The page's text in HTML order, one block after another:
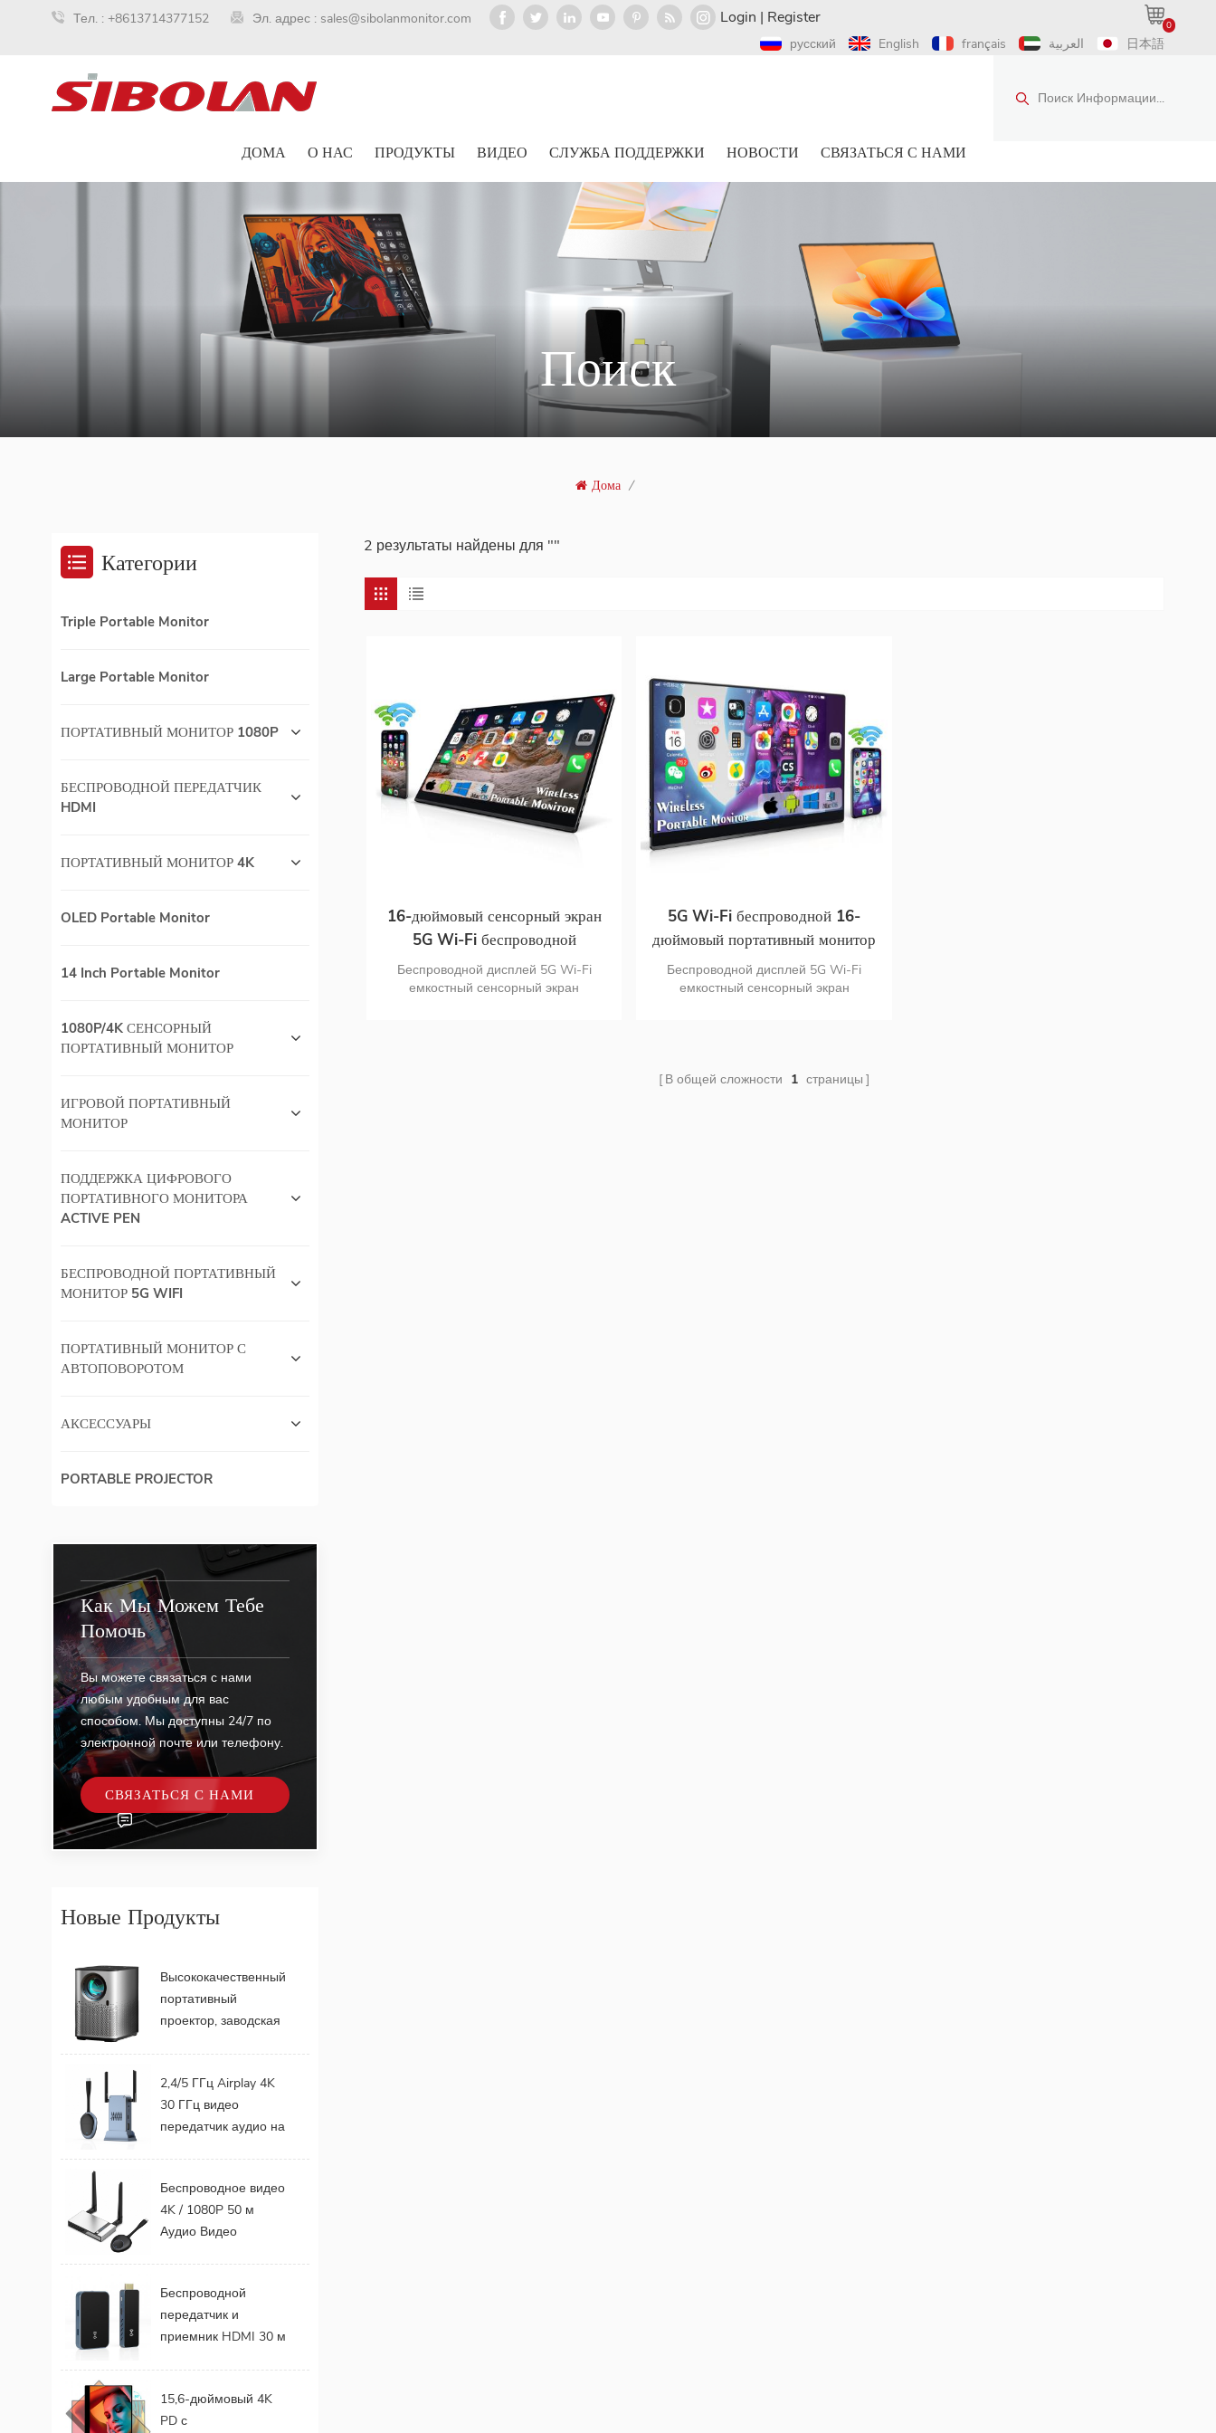
Тел. : +8613714377152 Эл. адрес : sales@sibolanmonitor.com 0
Login | Register
русский English français العربية 日本語
Поиск Информации...
ДОМА О НАС ПРОДУКТЫ ВИДЕО СЛУЖБА ПОДДЕРЖКИ НОВОСТИ СВЯЗАТЬСЯ С НАМИ
Поиск
Дома /
2 результаты найдены для ""
16-дюймовый сенсорный экран
5G Wi-Fi беспроводной
портативный монитор HDMI
Беспроводной дисплей 5G Wi-Fi
емкостный сенсорный экран
5G Wi-Fi беспроводной 16-
дюймовый портативный монитор
с сенсорным экраном со
встроенным аккумулятором
Беспроводной дисплей 5G Wi-Fi
емкостный сенсорный экран
так и беспроводное соединение для
В общей сложности 1 страницы
Категории
Triple Portable Monitor
Large Portable Monitor
ПОРТАТИВНЫЙ МОНИТОР 1080P
БЕСПРОВОДНОЙ ПЕРЕДАТЧИК
HDMI
ПОРТАТИВНЫЙ МОНИТОР 4K
OLED Portable Monitor
14 Inch Portable Monitor
1080P/4K СЕНСОРНЫЙ
ПОРТАТИВНЫЙ МОНИТОР
ИГРОВОЙ ПОРТАТИВНЫЙ
МОНИТОР
ПОДДЕРЖКА ЦИФРОВОГО
ПОРТАТИВНОГО МОНИТОРА
ACTIVE PEN
БЕСПРОВОДНОЙ ПОРТАТИВНЫЙ
МОНИТОР 5G WIFI
ПОРТАТИВНЫЙ МОНИТОР С
АВТОПОВОРОТОМ
АКСЕССУАРЫ
PORTABLE PROJECTOR
Как Мы Можем Тебе
Помочь
Вы можете связаться с нами
любым удобным для вас
способом. Мы доступны 24/7 по
электронной почте или телефону.
СВЯЗАТЬСЯ С НАМИ
Новые Продукты
Высококачественный
портативный
проектор, заводская
телефона,
телевизор,
поддержка 1080P,
домашний кинотеатр
2,4/5 ГГц Airplay 4K
30 ГГц видео
передатчик аудио на
беспроводного
комплекта
передатчика и
Беспроводное видео
4K / 1080P 50 м
Аудио Видео
приемник HDMI для
ТВ-монитора
Проектор
Беспроводной
передатчик и
приемник HDMI 30 м
портативного
телефона на
15,6-дюймовый 4K
PD с